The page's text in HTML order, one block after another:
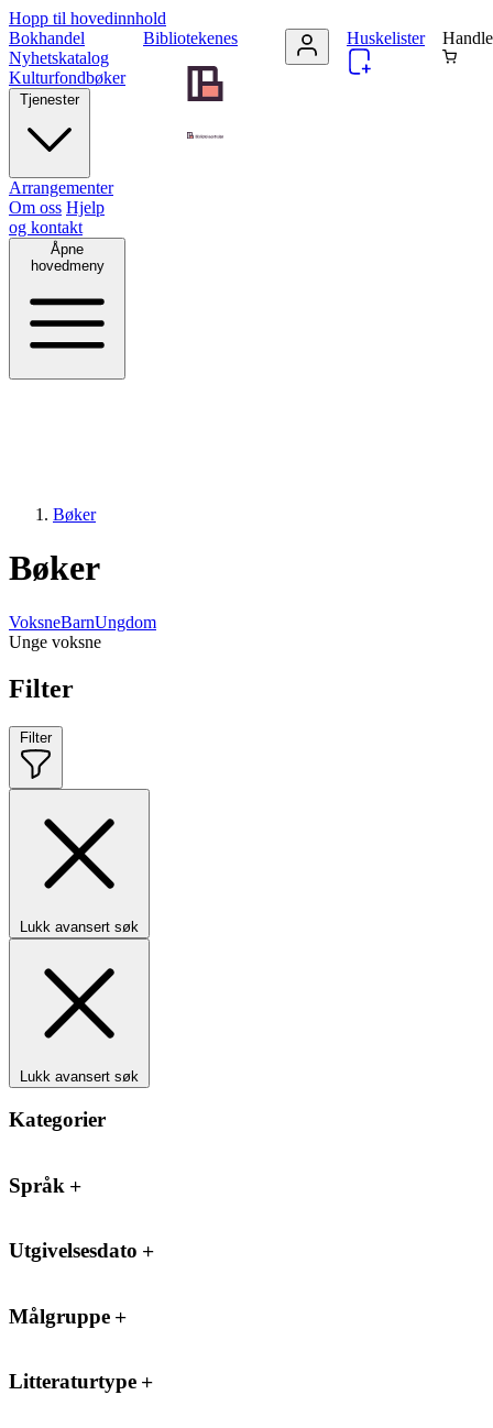
Hopp til hovedinnhold
Bibliotekenes
Bokhandel
Nyhetskatalog
Kulturfondbøker
Tjenester
Arrangementer
Om oss Hjelp
og kontakt
Åpne
hovedmeny
Huskelister
Bøker
Bøker
VoksneBarnUngdom
Unge voksne
Filter
Filter
Lukk avansert søk
Lukk avansert søk
Kategorier
Språk
Utgivelsesdato
Målgruppe
Litteraturtype